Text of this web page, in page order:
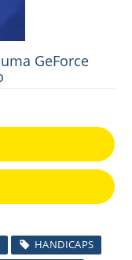
GeForce
HANDICAPS